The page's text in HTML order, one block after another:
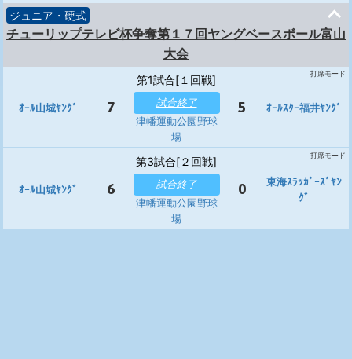
ジュニア・硬式
チューリップテレビ杯争奪第１７回ヤングベースボール富山
大会
ｵｰﾙ山城ﾔﾝｸﾞ 7
第1試合[１回戦]
試合終了
津幡運動公園野球
場
5 ｵｰﾙｽﾀｰ福井ﾔﾝｸﾞ
打席モード
ｵｰﾙ山城ﾔﾝｸﾞ 6
第3試合[２回戦]
試合終了
津幡運動公園野球
場
0
東海ｽﾗｯｶﾞｰｽﾞﾔﾝ
ｸﾞ
打席モード